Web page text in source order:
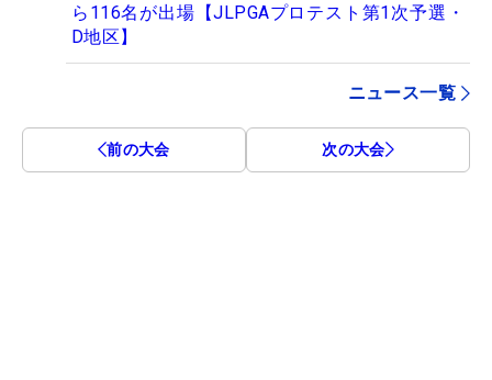
ら116名が出場【JLPGAプロテスト第1次予選・
D地区】
ニュース一覧
前の大会 次の大会